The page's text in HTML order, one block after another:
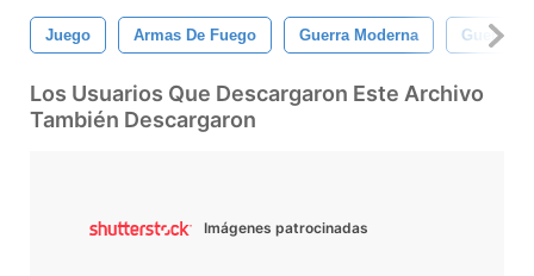
Juego Armas De Fuego Guerra Moderna Guerra
Los Usuarios Que Descargaron Este Archivo
También Descargaron
Imágenes patrocinadas